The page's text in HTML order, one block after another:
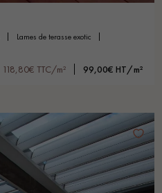
lames de terasse exotic
118,80€ TTC/m² 99,00€ HT/m²